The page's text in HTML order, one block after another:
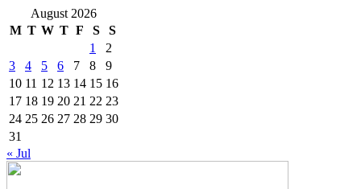
August 2026
M T W T F S
S
1
2
3
4 5 6 7 8
9
10 11 12 13 14 15 16
17 18 19 20 21 22 23
24 25 26 27 28 29 30
31
« Jul